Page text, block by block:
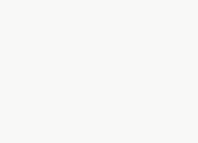
понимать
Отдельная
Посадите